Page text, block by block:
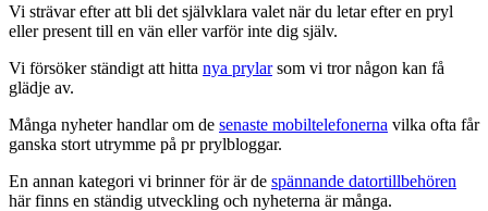
Vi strävar efter att bli det självklara valet när du letar efter en pryl
eller present till en vän eller varför inte dig själv.
Vi försöker ständigt att hitta nya prylarsom vi tror någon kan få
glädje av.
Många nyheter handlar om de senaste mobiltelefonerna vilka ofta får
ganska stort utrymme på pr prylbloggar.
En annan kategori vi brinner för är de spännande datortillbehören
här finns en ständig utveckling och nyheterna är många.